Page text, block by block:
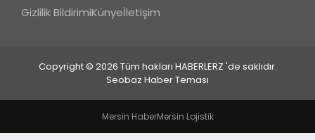
Gizlilik BildirimiKünyeİletişim
Copyright © 2026 Tüm hakları HABERLERZ 'de saklıdır.
Seobaz Haber Teması
Mersin HaberMersin Lojistik